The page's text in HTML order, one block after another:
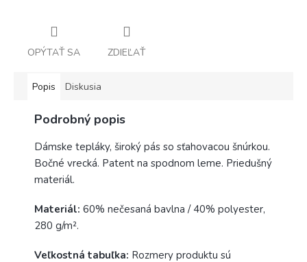
OPÝTAŤ SA ZDIEĽAŤ
Popis Diskusia
Podrobný popis
Dámske tepláky, široký pás so sťahovacou šnúrkou.
Bočné vrecká. Patent na spodnom leme. Priedušný
materiál.
Materiál: 60% nečesaná bavlna / 40% polyester,
280 g/m².
Veľkostná tabuľka: Rozmery produktu sú